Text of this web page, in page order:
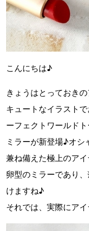
こんにちは♪
きょうはとっておき
キュートなイラスト
ーフェクトワールド
ミラーが新登場♪オシ
兼ね備えた極上のア
卵型のミラーであり
けますね♪
それでは、実際にア